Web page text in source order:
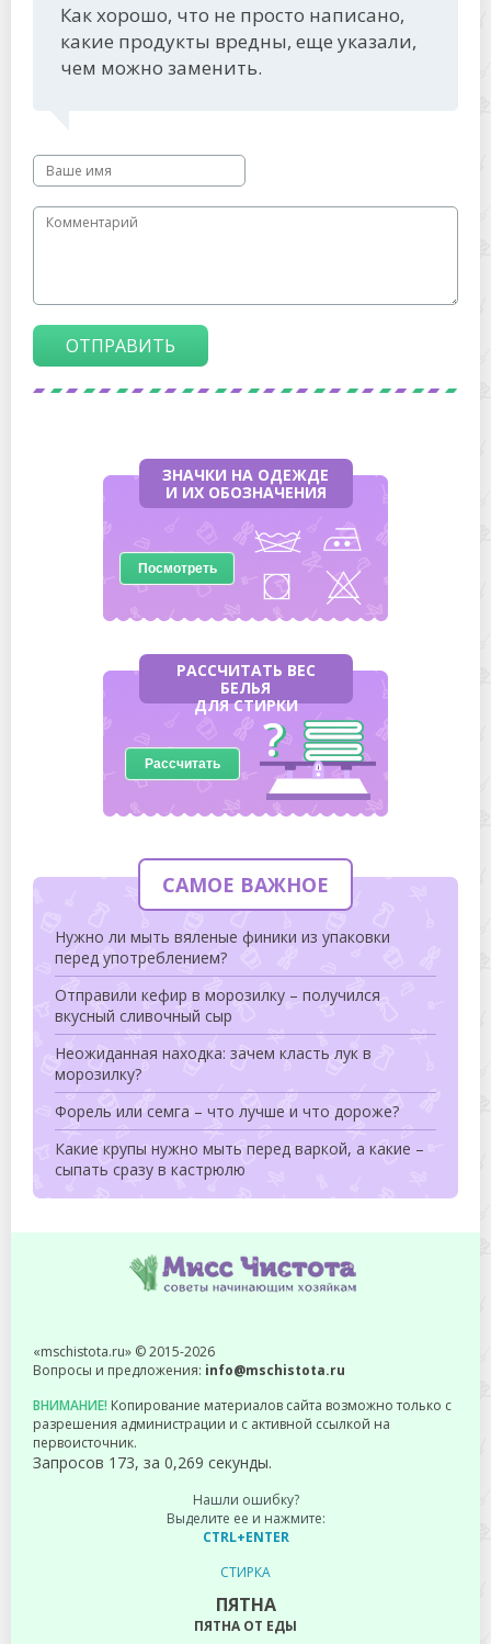
Как хорошо, что не просто написано,
какие продукты вредны, еще указали,
чем можно заменить.
ОТПРАВИТЬ
ЗНАЧКИ НА ОДЕЖДЕ
И ИХ ОБОЗНАЧЕНИЯ
Посмотреть
РАССЧИТАТЬ ВЕС
БЕЛЬЯ
ДЛЯ СТИРКИ
Рассчитать
САМОЕ ВАЖНОЕ
Нужно ли мыть вяленые финики из упаковки
перед употреблением?
Отправили кефир в морозилку – получился
вкусный сливочный сыр
Неожиданная находка: зачем класть лук в
морозилку?
Форель или семга – что лучше и что дороже?
Какие крупы нужно мыть перед варкой, а какие –
сыпать сразу в кастрюлю
«mschistota.ru» © 2015-2026
Вопросы и предложения: info@mschistota.ru
ВНИМАНИЕ! Копирование материалов сайта возможно только с
разрешения администрации и с активной ссылкой на
первоисточник.
Запросов 173, за 0,269 секунды.
Нашли ошибку?
Выделите ее и нажмите:
CTRL+ENTER
СТИРКА
ПЯТНА
ПЯТНА ОТ ЕДЫ